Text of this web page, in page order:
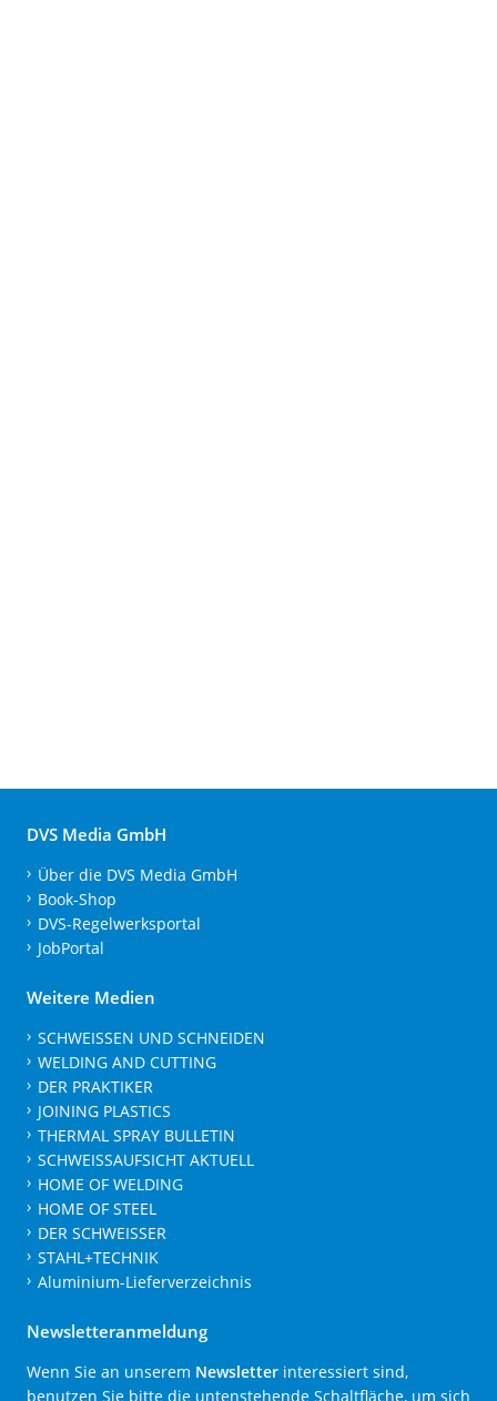
DVS Media GmbH
Über die DVS Media GmbH
Book-Shop
DVS-Regelwerksportal
JobPortal
Weitere Medien
SCHWEISSEN UND SCHNEIDEN
WELDING AND CUTTING
DER PRAKTIKER
JOINING PLASTICS
THERMAL SPRAY BULLETIN
SCHWEISSAUFSICHT AKTUELL
HOME OF WELDING
HOME OF STEEL
DER SCHWEISSER
STAHL+TECHNIK
Aluminium-Lieferverzeichnis
Newsletteranmeldung
Wenn Sie an unserem Newsletter interessiert sind,
benutzen Sie bitte die untenstehende Schaltfläche, um sich